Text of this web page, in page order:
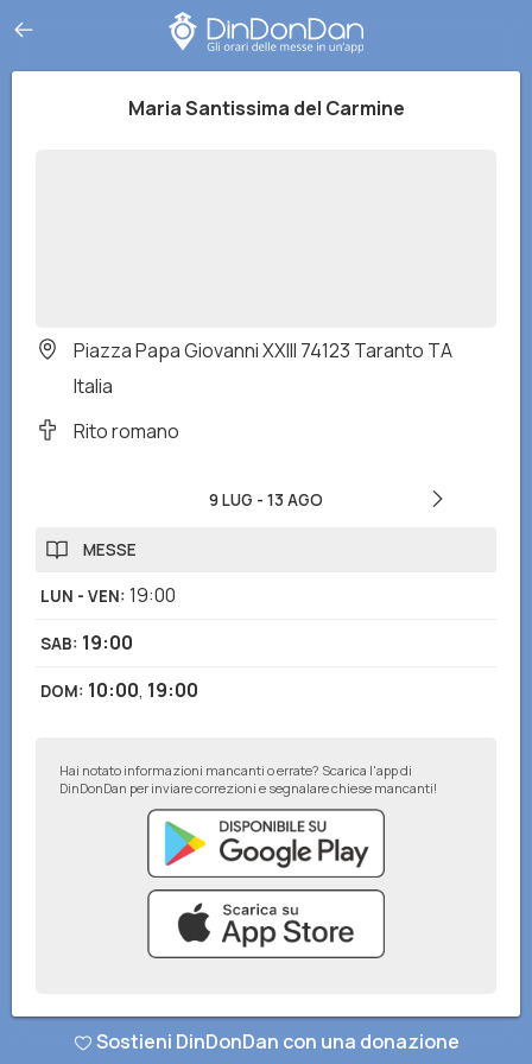
Maria Santissima del Carmine
Piazza Papa Giovanni XXIII 74123 Taranto TA
Italia
Rito romano
9 LUG - 13 AGO
MESSE
LUN - VEN: 19:00
SAB: 19:00
DOM: 10:00, 19:00
Hai notato informazioni mancanti o errate? Scarica l'app di
DinDonDan per inviare correzioni e segnalare chiese mancanti!
Sostieni DinDonDan con una donazione